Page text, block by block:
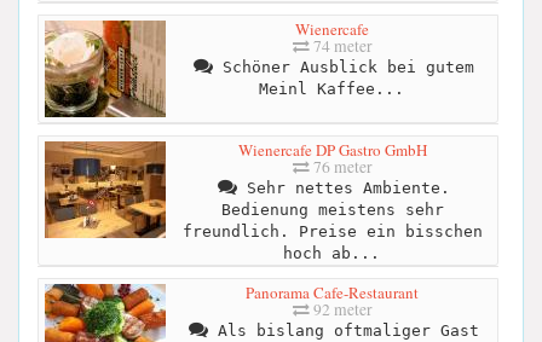
Wienercafe
74 meter
Schöner Ausblick bei gutem
Meinl Kaffee...
Wienercafe DP Gastro GmbH
76 meter
Sehr nettes Ambiente.
Bedienung meistens sehr
freundlich. Preise ein bisschen
hoch ab...
Panorama Cafe-Restaurant
92 meter
Als bislang oftmaliger Gast